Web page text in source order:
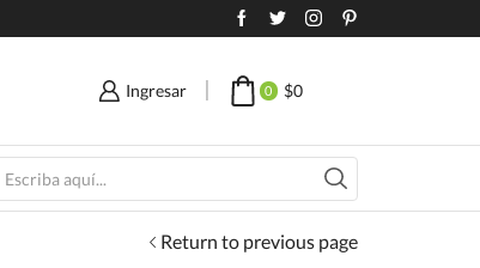
Ingresar 0 $0
Search
input
Return to previous page